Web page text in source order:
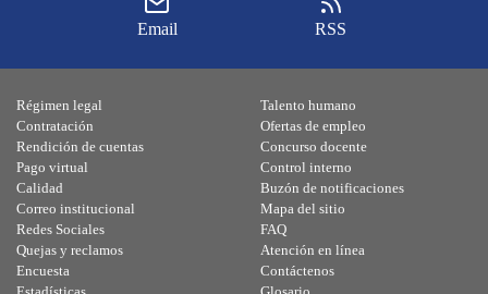
Email RSS
Régimen legal
Contratación
Rendición de cuentas
Pago virtual
Calidad
Talento humano
Ofertas de empleo
Concurso docente
Control interno
Buzón de notificaciones
Correo institucional
Redes Sociales
Quejas y reclamos
Encuesta
Mapa del sitio
FAQ
Atención en línea
Contáctenos